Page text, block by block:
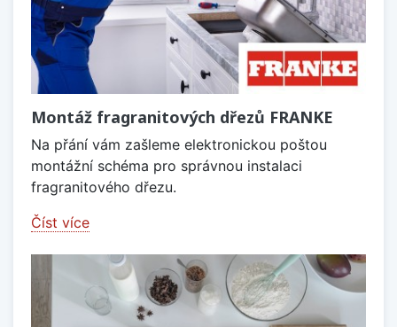
Montáž fragranitových dřezů FRANKE
Na přání vám zašleme elektronickou poštou
montážní schéma pro správnou instalaci
fragranitového dřezu.
Číst více